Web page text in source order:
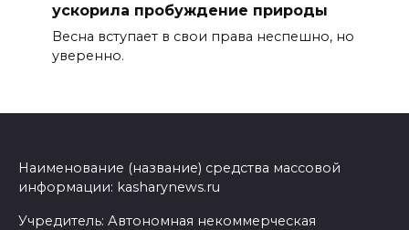
ускорила пробуждение природы
Весна вступает в свои права неспешно, но
уверенно.
Наименование (название) средства массовой
информации: kasharynews.ru
Учредитель: Автономная некоммерческая